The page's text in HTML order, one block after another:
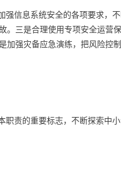
信息系统安全的各项要求，
三是合理使用专项安全运营
强灾备应急演练，把风险控制
责的重要标志，不断探索中